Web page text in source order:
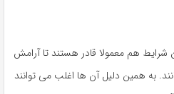
شرایط هم معمولا قادر هستند تا آرامش
به همین دلیل آن ها اغلب می توانند